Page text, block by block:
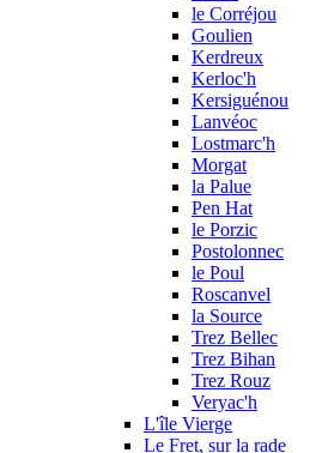
le Corréjou
Goulien
Kerdreux
Kerloc'h
Kersiguénou
Lanvéoc
Lostmarc'h
Morgat
la Palue
Pen Hat
le Porzic
Postolonnec
le Poul
Roscanvel
la Source
Trez Bellec
Trez Bihan
Trez Rouz
Veryac'h
L'île Vierge
Le Fret, sur la rade